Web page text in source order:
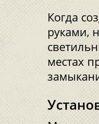
Когда
руками,
местах